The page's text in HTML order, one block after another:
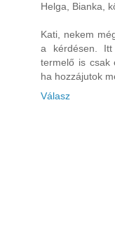
Helga, Bianka,
Kati, nekem
a kérdésen.
termelő is csak
ha hozzájutok
Válasz